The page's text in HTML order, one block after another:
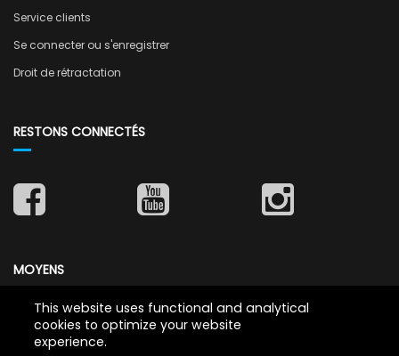
Service clients
Se connecter ou s'enregistrer
Droit de rétractation
RESTONS CONNECTÉS
MOYENS
This website uses functional and analytical
cookies to optimize your website
experience.